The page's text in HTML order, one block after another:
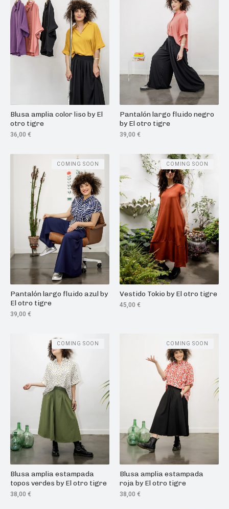
Blusa amplia color liso by El
otro tigre
36,00 €
Pantalón largo fluido negro
by El otro tigre
39,00 €
Pantalón largo fluido azul by
El otro tigre
39,00 €
COMING SOON
Vestido Tokio by El otro tigre
45,00 €
COMING SOON
Blusa amplia estampada
topos verdes by El otro tigre
38,00 €
COMING SOON
Blusa amplia estampada
roja by El otro tigre
38,00 €
COMING SOON